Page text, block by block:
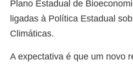
Plano Estadual de
ligadas à Política Estadual
Climáticas.
A expectativa é que um novo